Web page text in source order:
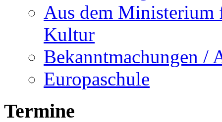
Aus dem Ministerium
Kultur
Bekanntmachungen /
Europaschule
Termine